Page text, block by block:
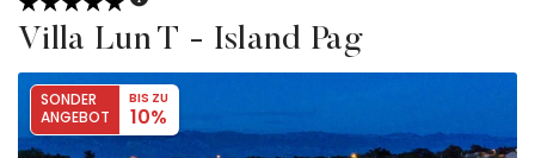
Villa Lun T - Island Pag
SONDER
ANGEBOT
BIS ZU
10%